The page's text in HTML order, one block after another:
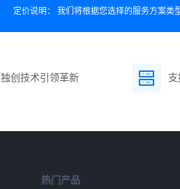
定价说明： 我们将根据您选择的服务方案类
独创技术引领革新
热门产品